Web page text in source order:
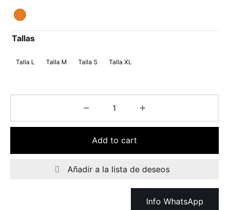
Tallas
Talla L Talla M Talla S Talla XL
Add to cart
Añadir a la lista de deseos
Info WhatsApp